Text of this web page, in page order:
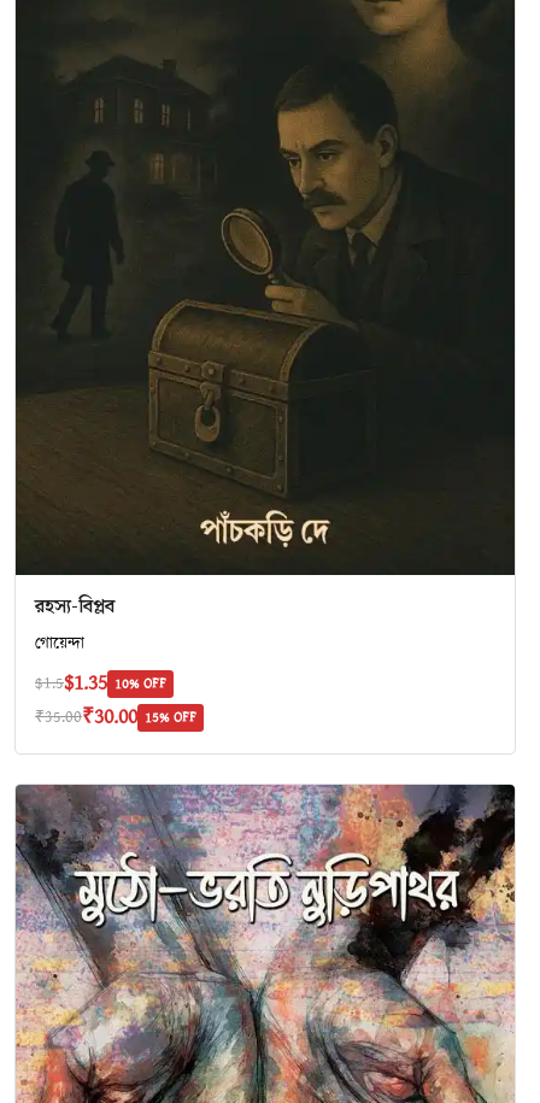
রহস্য-বিপ্লব
গোয়েন্দা
$1.5$1.35 10% OFF
₹35.00₹30.00 15% OFF